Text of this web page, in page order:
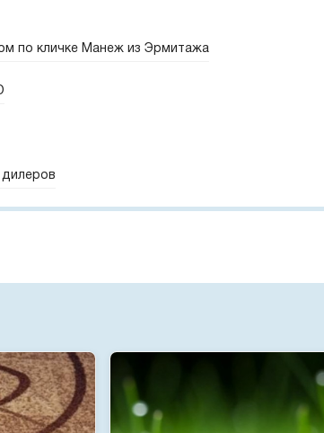
по кличке Манеж из Эрмитажа
дилеров